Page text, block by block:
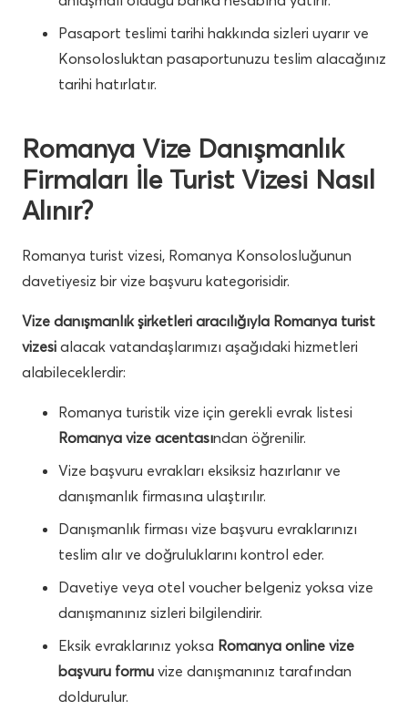
Pasaport teslimi tarihi hakkında sizleri uyarır ve
Konsolosluktan pasaportunuzu teslim alacağınız
tarihi hatırlatır.
Romanya Vize Danışmanlık
Firmaları İle Turist Vizesi Nasıl
Alınır?
Romanya turist vizesi, Romanya Konsolosluğunun
davetiyesiz bir vize başvuru kategorisidir.
Vize danışmanlık şirketleri aracılığıyla Romanya turist
vizesi alacak vatandaşlarımızı aşağıdaki hizmetleri
alabileceklerdir:
Romanya turistik vize için gerekli evrak listesi
Romanya vize acentasından öğrenilir.
Vize başvuru evrakları eksiksiz hazırlanır ve
danışmanlık firmasına ulaştırılır.
Danışmanlık firması vize başvuru evraklarınızı
teslim alır ve doğruluklarını kontrol eder.
Davetiye veya otel voucher belgeniz yoksa vize
danışmanınız sizleri bilgilendirir.
Eksik evraklarınız yoksa Romanya online vize
başvuru formu vize danışmanınız tarafından
doldurulur.